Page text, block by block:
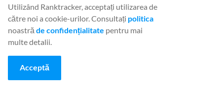
Social Media
Unelte
Utilizând Ranktracker, acceptați utilizarea de
către noi a cookie-urilor. Consultați politica
noastră de confidențialitate pentru mai
multe detalii.
Acceptă